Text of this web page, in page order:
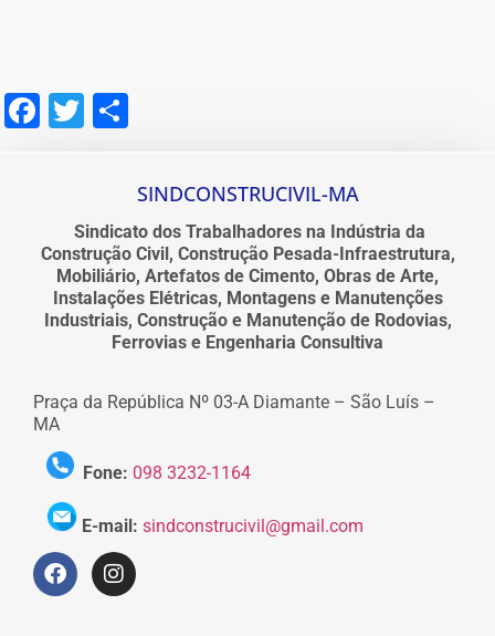
Facebook
Twitter
SINDCONSTRUCIVIL-MA
Sindicato dos Trabalhadores na Indústria da
Construção Civil, Construção Pesada-Infraestrutura,
Mobiliário, Artefatos de Cimento, Obras de Arte,
Instalações Elétricas, Montagens e Manutenções
Industriais, Construção e Manutenção de Rodovias,
Ferrovias e Engenharia Consultiva
Praça da República Nº 03-A Diamante – São Luís –
MA
Fone: 098 3232-1164
E-mail: sindconstrucivil@gmail.com